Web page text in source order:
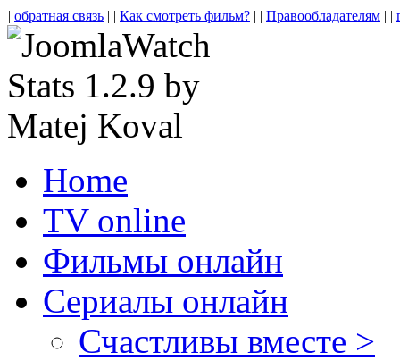
| обратная связь | | Как смотреть фильм? | | Правообладателям | |
Home
TV online
Фильмы онлайн
Сериалы онлайн
Счастливы вместе >